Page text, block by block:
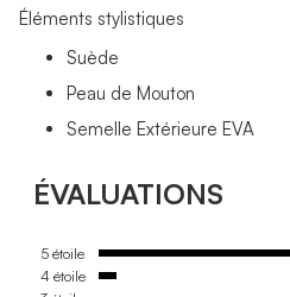
Éléments stylistiques
Suède
Peau de Mouton
Semelle Extérieure EVA
ÉVALUATIONS
5 étoile
4 étoile